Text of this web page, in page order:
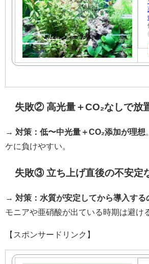
失敗② 高光量＋CO₂なしで放
→ 対策：低〜中光量＋CO₂添加が理想
ケに負けやすい。
失敗③ 立ち上げ直後の不安定
→ 対策：水質が安定してから導入する
モニアや亜硝酸が出ている時期は避け
【スポンサードリンク】